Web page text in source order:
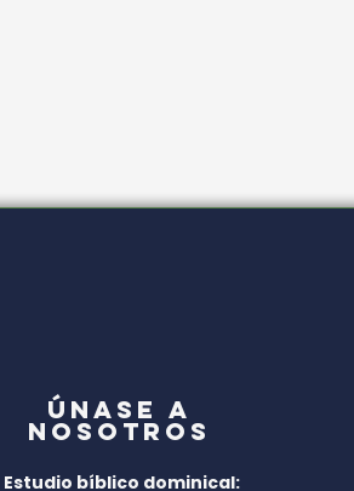
Únase a
nosotros
Estudio bíblico dominical: